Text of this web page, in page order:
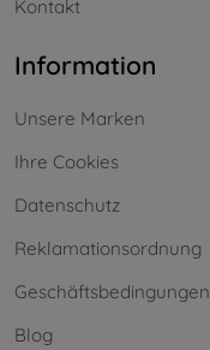
Kontakt
Information
Unsere Marken
Ihre Cookies
Datenschutz
Reklamationsordnung
Geschäftsbedingungen
Blog